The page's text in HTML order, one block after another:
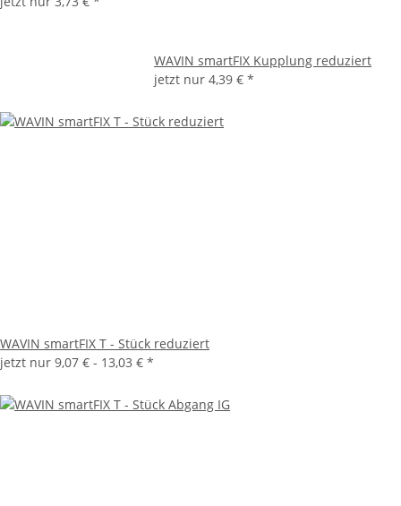
WAVIN smartFIX Kupplung reduziert
jetzt nur 4,39 € *
WAVIN smartFIX T - Stück reduziert
jetzt nur 9,07 € - 13,03 € *